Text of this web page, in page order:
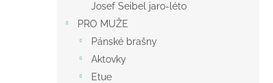
Josef Seibel jaro-léto
PRO MUŽE
Pánské brašny
Aktovky
Etue